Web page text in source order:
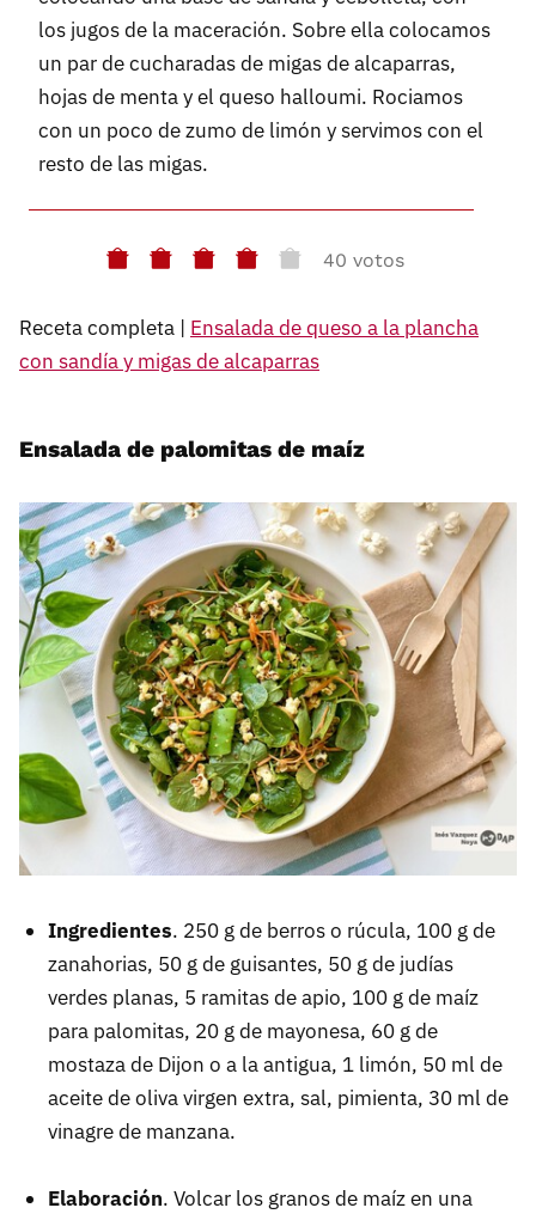
los jugos de la maceración. Sobre ella colocamos
un par de cucharadas de migas de alcaparras,
hojas de menta y el queso halloumi. Rociamos
con un poco de zumo de limón y servimos con el
resto de las migas.
40 votos
Receta completa | Ensalada de queso a la plancha
con sandía y migas de alcaparras
Ensalada de palomitas de maíz
Ingredientes. 250 g de berros o rúcula, 100 g de
zanahorias, 50 g de guisantes, 50 g de judías
verdes planas, 5 ramitas de apio, 100 g de maíz
para palomitas, 20 g de mayonesa, 60 g de
mostaza de Dijon o a la antigua, 1 limón, 50 ml de
aceite de oliva virgen extra, sal, pimienta, 30 ml de
vinagre de manzana.
Elaboración. Volcar los granos de maíz en una